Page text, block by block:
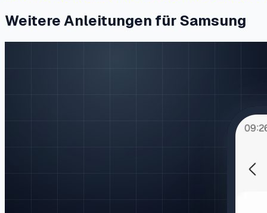
Weitere Anleitungen für Samsung